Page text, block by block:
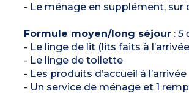
- Le ménage en supplément,
Formule moyen/long séjour: 5
- Le linge de lit (lits faits à
- Le linge de toilette
- Les produits d’accueil à l’arrivée
- Un service de ménage et 1